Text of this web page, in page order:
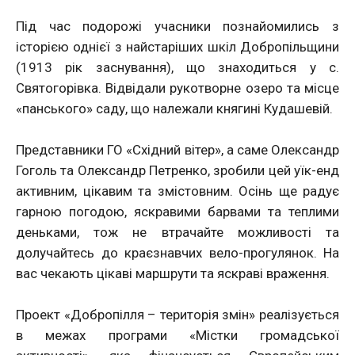
Під час подорожі учасники познайомились з
історією однієї з найстаріших шкіл Добропільщини
(1913 рік заснування), що знаходиться у с.
Святогорівка. Відвідали рукотворне озеро та місце
«панського» саду, що належали княгині Кудашевій.
Представники ГО «Східний вітер», а саме Олександр
Гоголь та Олександр Петренко, зробили цей уїк-енд
активним, цікавим та змістовним. Осінь ще радує
гарною погодою, яскравими барвами та теплими
деньками, тож не втрачайте можливості та
долучайтесь до краєзнавчих вело-прогулянок. На
вас чекають цікаві маршрути та яскраві враження.
Проект «Добропілля – територія змін» реалізується
в межах програми «Містки громадської